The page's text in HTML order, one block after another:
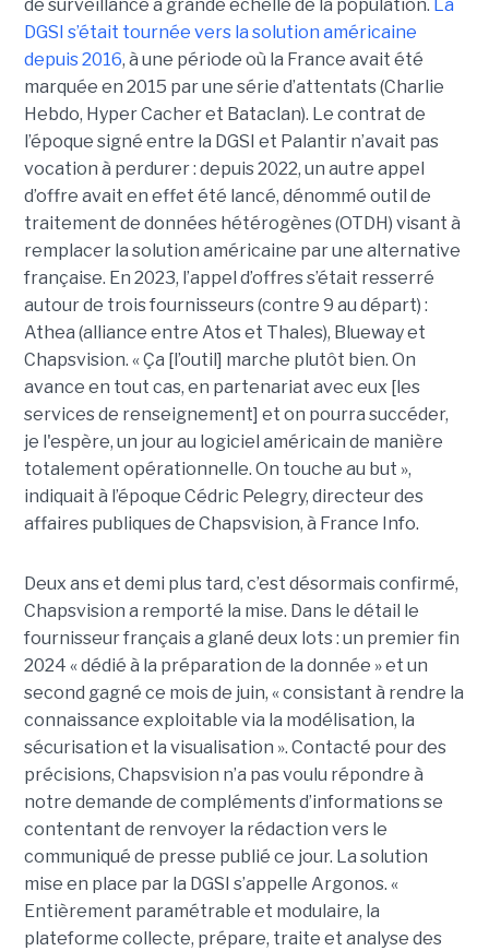
de surveillance à grande échelle de la population. La
DGSI s’était tournée vers la solution américaine
depuis 2016, à une période où la France avait été
marquée en 2015 par une série d’attentats (Charlie
Hebdo, Hyper Cacher et Bataclan). Le contrat de
l’époque signé entre la DGSI et Palantir n’avait pas
vocation à perdurer : depuis 2022, un autre appel
d’offre avait en effet été lancé, dénommé outil de
traitement de données hétérogènes (OTDH) visant à
remplacer la solution américaine par une alternative
française. En 2023, l’appel d’offres s’était resserré
autour de trois fournisseurs (contre 9 au départ) :
Athea (alliance entre Atos et Thales), Blueway et
Chapsvision. « Ça [l’outil] marche plutôt bien. On
avance en tout cas, en partenariat avec eux [les
services de renseignement] et on pourra succéder,
je l'espère, un jour au logiciel américain de manière
totalement opérationnelle. On touche au but »,
indiquait à l’époque Cédric Pelegry, directeur des
affaires publiques de Chapsvision, à France Info.
Deux ans et demi plus tard, c’est désormais confirmé,
Chapsvision a remporté la mise. Dans le détail le
fournisseur français a glané deux lots : un premier fin
2024 « dédié à la préparation de la donnée » et un
second gagné ce mois de juin, « consistant à rendre la
connaissance exploitable via la modélisation, la
sécurisation et la visualisation ». Contacté pour des
précisions, Chapsvision n’a pas voulu répondre à
notre demande de compléments d’informations se
contentant de renvoyer la rédaction vers le
communiqué de presse publié ce jour. La solution
mise en place par la DGSI s’appelle Argonos. «
Entièrement paramétrable et modulaire, la
plateforme collecte, prépare, traite et analyse des